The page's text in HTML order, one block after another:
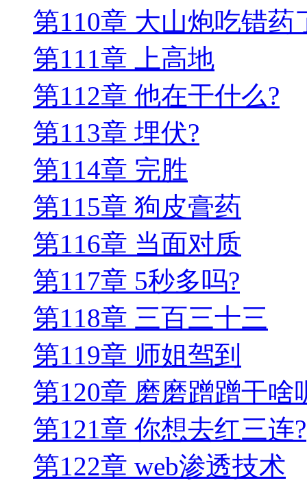
第110章 大山炮吃错药
第111章 上高地
第112章 他在干什么?
第113章 埋伏?
第114章 完胜
第115章 狗皮膏药
第116章 当面对质
第117章 5秒多吗?
第118章 三百三十三
第119章 师姐驾到
第120章 磨磨蹭蹭干啥
第121章 你想去红三连?
第122章 web渗透技术